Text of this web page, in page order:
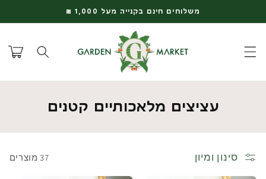
לתוכן
משלוחים חינם בקנייה מעל 1,000 ₪
עגלת
קניות
ק
עציצים מלאכותיים קטנים
סינון ומיון 37 מוצרים